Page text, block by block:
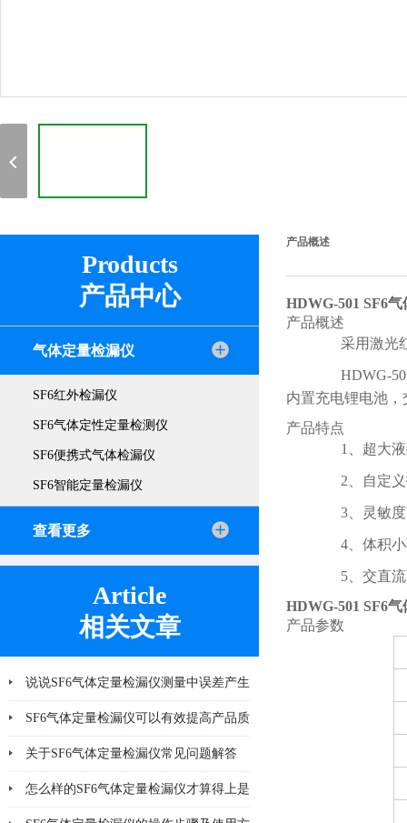
Products
产品中心
气体定量检漏仪
SF6红外检漏仪
SF6气体定性定量检测仪
SF6便携式气体检漏仪
SF6智能定量检漏仪
查看更多
Article
相关文章
说说SF6气体定量检漏仪测量中误差产生
的8个因素
SF6气体定量检漏仪可以有效提高产品质
量
关于SF6气体定量检漏仪常见问题解答
怎么样的SF6气体定量检漏仪才算得上是
产品概述
HDWG-501 SF6
产品概述
采用激光红
HDWG-501
内置充电锂电池
产品特点
1、超大液
2、自定义
3、灵敏度
4、体积小
5、交直流
HDWG-501 SF6
产品参数